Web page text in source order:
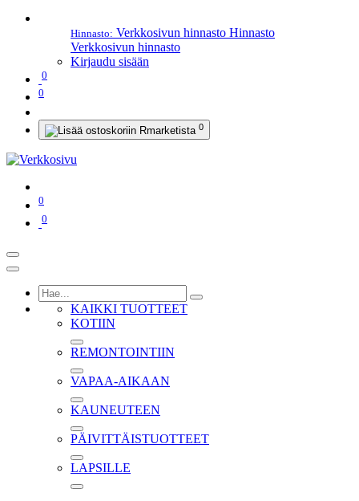
Hinnasto: Verkkosivun hinnasto Hinnasto
Verkkosivun hinnasto
Kirjaudu sisään
0
0
0
0
0
KAIKKI TUOTTEET
KOTIIN
REMONTOINTIIN
VAPAA-AIKAAN
KAUNEUTEEN
PÄIVITTÄISTUOTTEET
LAPSILLE